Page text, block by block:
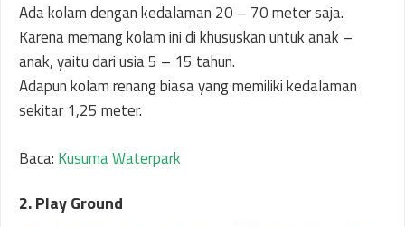
Ada kolam dengan kedalaman 20 – 70 meter saja.
Karena memang kolam ini di khususkan untuk anak –
anak, yaitu dari usia 5 – 15 tahun.
Adapun kolam renang biasa yang memiliki kedalaman
sekitar 1,25 meter.
Baca: Kusuma Waterpark
2. Play Ground